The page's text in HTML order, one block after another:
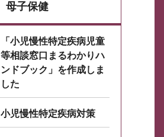
母子保健
「小児慢性特定疾病児童
等相談窓口まるわかりハ
ンドブック」を作成しま
した
小児慢性特定疾病対策